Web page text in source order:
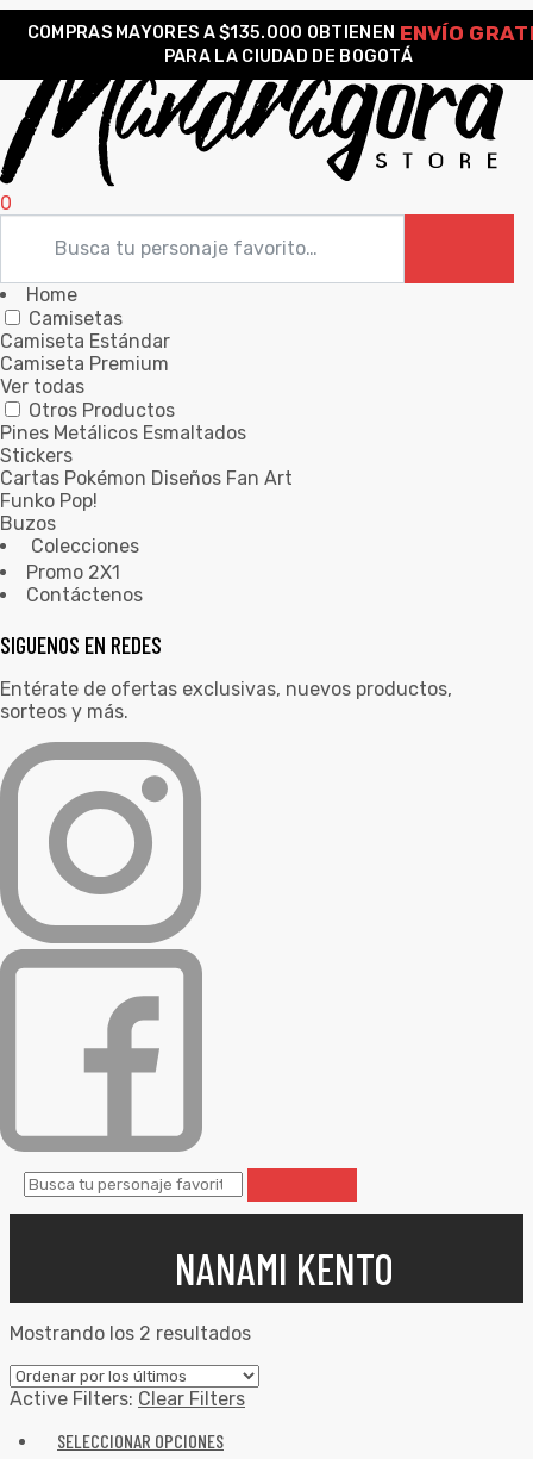
COMPRAS MAYORES A $135.000 OBTIENEN ENVÍO
PARA LA CIUDAD DE BOGOTÁ
0
Home
Camisetas
Camiseta Estándar
Camiseta Premium
Ver todas
Otros Productos
Pines Metálicos Esmaltados
Stickers
Cartas Pokémon Diseños Fan Art
Funko Pop!
Buzos
Colecciones
Promo 2X1
Contáctenos
SIGUENOS EN REDES
Entérate de ofertas exclusivas, nuevos productos,
sorteos y más.
NANAMI KENTO
Mostrando los 2 resultados
Active Filters: Clear Filters
SELECCIONAR OPCIONES